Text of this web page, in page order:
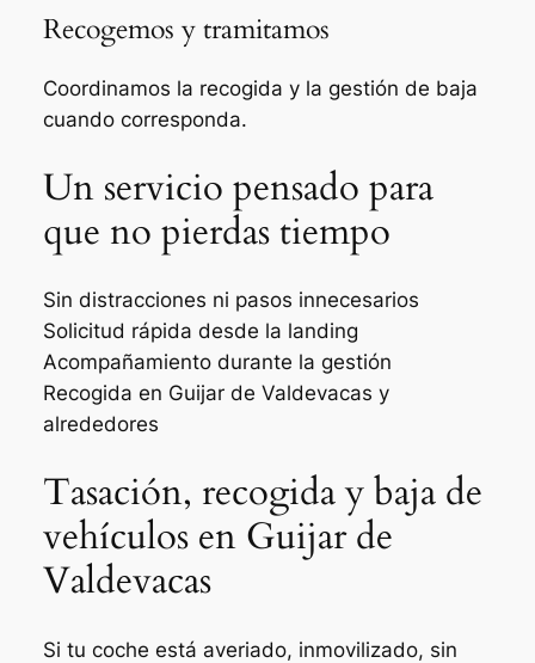
Recogemos y tramitamos
Coordinamos la recogida y la gestión de baja
cuando corresponda.
Un servicio pensado para
que no pierdas tiempo
Sin distracciones ni pasos innecesarios
Solicitud rápida desde la landing
Acompañamiento durante la gestión
Recogida en Guijar de Valdevacas y
alrededores
Tasación, recogida y baja de
vehículos en Guijar de
Valdevacas
Si tu coche está averiado, inmovilizado, sin